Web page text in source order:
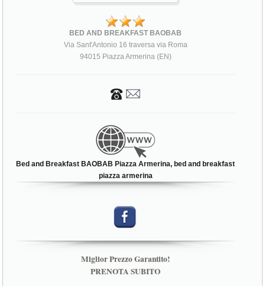
BED AND BREAKFAST BAOBAB
Via Sant'Antonio 16 traversa via Roma
94015 Piazza Armerina (EN)
Bed and Breakfast BAOBAB Piazza Armerina, bed and breakfast
piazza armerina
Miglior Prezzo Garantito!
PRENOTA SUBITO